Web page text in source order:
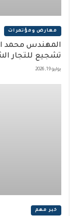
معارض ومؤتمرات
المهندس محمد
تشجيع للتجار
يوليو 19, 2026
خبر مهم